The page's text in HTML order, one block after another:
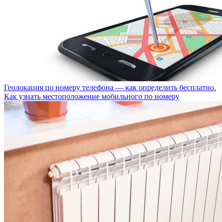
Геолокация по номеру телефона — как определить бесплатно.
Как узнать местоположение мобильного по номеру